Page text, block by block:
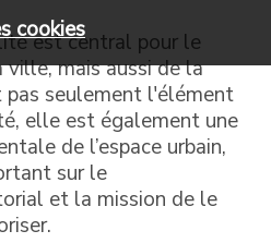
est central pour le
mais aussi de la
pas seulement l'élément
elle est également une
de l’espace urbain,
sur le
et la mission de le
cookies